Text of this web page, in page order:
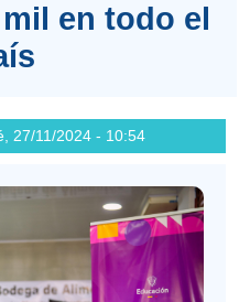
en todo el
27/11/2024 - 10:54